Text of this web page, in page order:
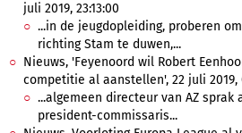
juli 2019, 23:13:00
...in de jeugdopleiding, proberen
richting Stam te duwen,...
Nieuws, 'Feyenoord wil Robert
competitie al aanstellen', 22 juli 2019,
...algemeen directeur van AZ sprak
president-commissaris...